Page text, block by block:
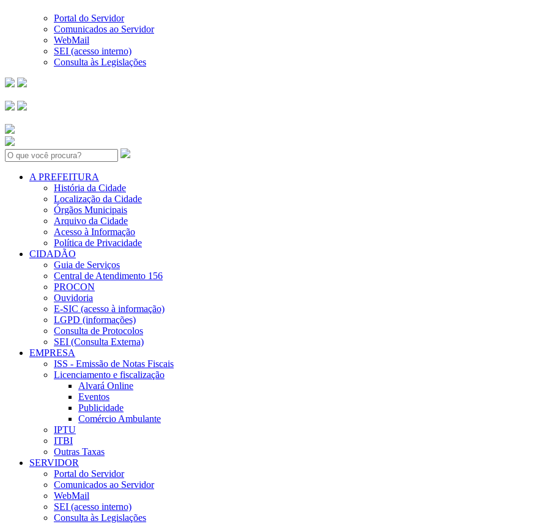
Portal do Servidor
Comunicados ao Servidor
WebMail
SEI (acesso interno)
Consulta às Legislações
Search:
A PREFEITURA
História da Cidade
Localização da Cidade
Órgãos Municipais
Arquivo da Cidade
Acesso à Informação
Política de Privacidade
CIDADÃO
Guia de Serviços
Central de Atendimento 156
PROCON
Ouvidoria
E-SIC (acesso à informação)
LGPD (informações)
Consulta de Protocolos
SEI (Consulta Externa)
EMPRESA
ISS - Emissão de Notas Fiscais
Licenciamento e fiscalização
Alvará Online
Eventos
Publicidade
Comércio Ambulante
IPTU
ITBI
Outras Taxas
SERVIDOR
Portal do Servidor
Comunicados ao Servidor
WebMail
SEI (acesso interno)
Consulta às Legislações